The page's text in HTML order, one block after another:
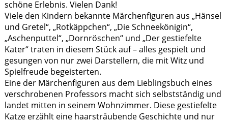
schöne Erlebnis. Vielen Dank!
Viele den Kindern bekannte Märchenfiguren aus „Hänsel
und Gretel“, „Rotkäppchen“, „Die Schneekönigin“,
„Aschenputtel“, „Dornröschen“ und „Der gestiefelte
Kater“ traten in diesem Stück auf – alles gespielt und
gesungen von nur zwei Darstellern, die mit Witz und
Spielfreude begeisterten.
Eine der Märchenfiguren aus dem Lieblingsbuch eines
verschrobenen Professors macht sich selbstständig und
landet mitten in seinem Wohnzimmer. Diese gestiefelte
Katze erzählt eine haarsträubende Geschichte und nur